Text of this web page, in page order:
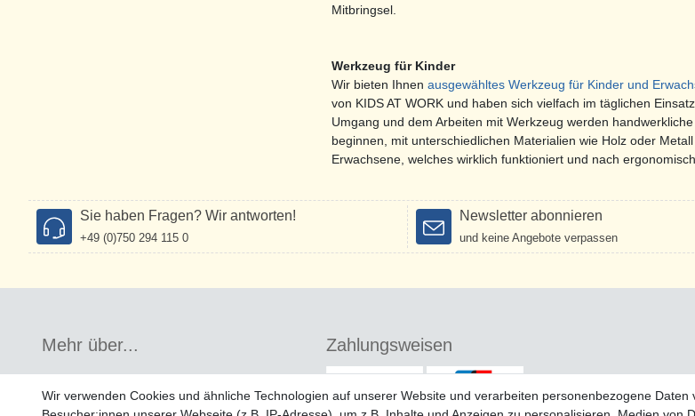
Mitbringsel.
Werkzeug für Kinder
Wir bieten Ihnen ausgewähltes Werkzeug für Kinder und
von KIDS AT WORK und haben sich vielfach im täglichen
Umgang und dem Arbeiten mit Werkzeug werden
beginnen, mit unterschiedlichen Materialien wie Holz oder
Erwachsene, welches wirklich funktioniert und nach
Sie haben Fragen? Wir antworten!
+49 (0)750 294 115 0
Newsletter abonnieren
und keine Angebote verpassen
Mehr über...
Datenschutz
Zahlungsweisen
Wir verwenden Cookies und ähnliche Technologien auf unserer Website und verarbeiten personenbezogene Daten